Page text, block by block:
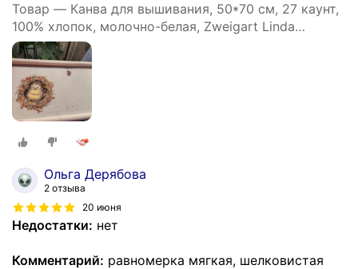
Товар — Канва для вышивания, 50*70 см, 27 каунт,
100% хлопок, молочно-белая, Zweigart Linda
Schulertuch
Ольга Дерябова
2 отзыва
20 июня
Недостатки: нет
Комментарий: равномерка мягкая, шелковистая